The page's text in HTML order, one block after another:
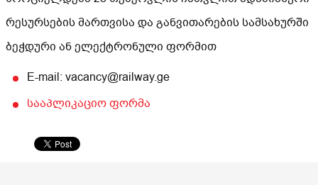
რესურსების მართვისა და განვითარების სამსახურში
ბეჭდური ან ელექტრონული ფორმით
E-mail: vacancy@railway.ge
სააპლიკაციო ფორმა